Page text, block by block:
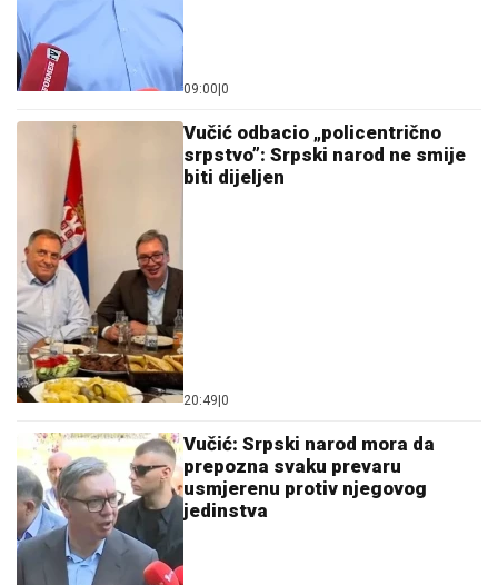
09:00|0
Vučić odbacio „policentrično
srpstvo”: Srpski narod ne smije
biti dijeljen
20:49|0
Vučić: Srpski narod mora da
prepozna svaku prevaru
usmjerenu protiv njegovog
jedinstva